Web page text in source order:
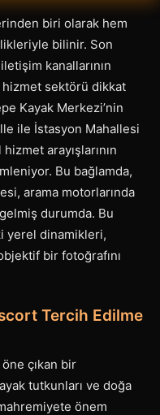
biri olarak hem
bilinir. Son
kanallarının
hizmet sektörü dikkat
Kayak Merkezi’nin
ile İstasyon Mahallesi
arayışlarının
Bu bağlamda,
arama motorlarında
durumda. Bu
yerel dinamikleri,
bir fotoğrafını
Tercih Edilme
çıkan bir
tutkunları ve doğa
önem